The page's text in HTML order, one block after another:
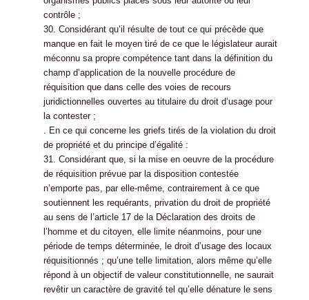
contrôle ;
30. Considérant qu’il résulte de tout ce qui précède que
manque en fait le moyen tiré de ce que le législateur aurait
méconnu sa propre compétence tant dans la définition du
champ d’application de la nouvelle procédure de
réquisition que dans celle des voies de recours
juridictionnelles ouvertes au titulaire du droit d’usage pour
la contester ;
. En ce qui concerne les griefs tirés de la violation du droit
de propriété et du principe d’égalité :
31. Considérant que, si la mise en oeuvre de la procédure
de réquisition prévue par la disposition contestée
n’emporte pas, par elle-même, contrairement à ce que
soutiennent les requérants, privation du droit de propriété
au sens de l’article 17 de la Déclaration des droits de
l’homme et du citoyen, elle limite néanmoins, pour une
période de temps déterminée, le droit d’usage des locaux
réquisitionnés ; qu’une telle limitation, alors même qu’elle
répond à un objectif de valeur constitutionnelle, ne saurait
revêtir un caractère de gravité tel qu’elle dénature le sens